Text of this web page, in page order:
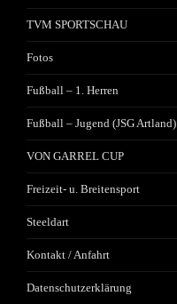
TVM SPORTSCHAU
Fotos
Fußball – 1. Herren
Fußball – Jugend (JSG Artland)
VON GARREL CUP
Freizeit- u. Breitensport
Steeldart
Kontakt / Anfahrt
Datenschutzerklärung